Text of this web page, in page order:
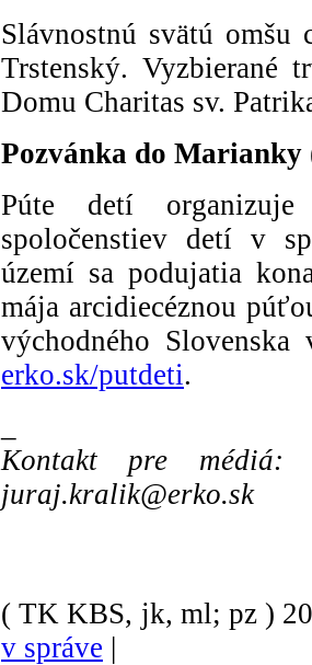
Slávnostnú svätú omšu
Trstenský. Vyzbierané
Domu Charitas sv.
Pozvánka do Marianky
Púte detí
spoločenstiev detí v
území sa podujatia
mája arcidiecéznou
východného
erko.sk/putdeti.
Kontakt pre
juraj.kralik@erko.sk
( TK KBS, jk, ml; pz )
v správe |